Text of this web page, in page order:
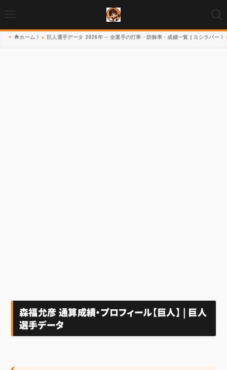
ホーム 巨人選手データ 2026年 – 全選手の打率・防御率・成績一覧 | ヨシラバー
森福允彦 通算成績・プロフィール【巨人】 | 巨人
選手データ